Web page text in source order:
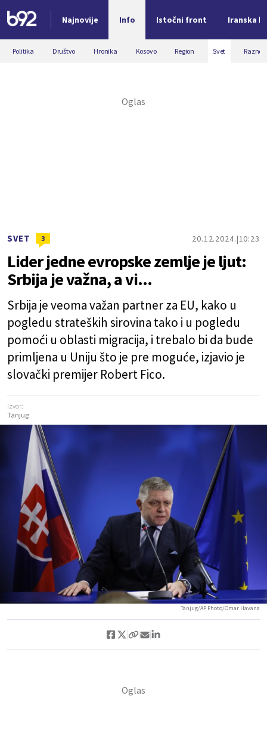
Najnovije Info Istočni front Iranska
Nova vest
Politika Društvo Hronika Kosovo Region Svet Razno
SVET 3 20.12.2024. 10:23
Lider jedne evropske zemlje je ljut:
Srbija je važna, a vi...
Srbija je veoma važan partner za EU, kako u
pogledu strateških sirovina tako i u pogledu
pomoći u oblasti migracija, i trebalo bi da bude
primljena u Uniju što je pre moguće, izjavio je
slovački premijer Robert Fico.
Izvor:
Tanjug
Tanjug/AP Photo/Omar Havana